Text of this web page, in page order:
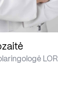
LOR